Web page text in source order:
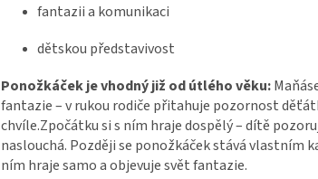
fantazii a komunikaci
dětskou představivost
Ponožkáček je vhodný již od útlého věku:
fantazie – v rukou rodiče přitahuje pozornost
chvíle.Zpočátku si s ním hraje dospělý – dítě
naslouchá. Později se ponožkáček stává vlastním
ním hraje samo a objevuje svět fantazie.